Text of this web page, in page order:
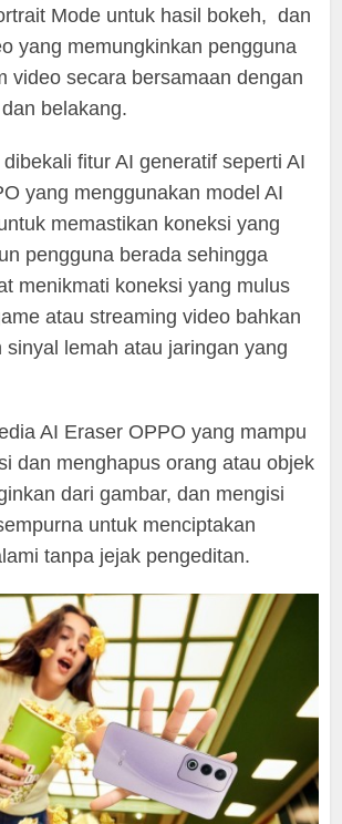
Mode untuk hasil bokeh, dan
yang memungkinkan pengguna
video secara bersamaan dengan
belakang.
fitur AI generatif seperti AI
yang menggunakan model AI
memastikan koneksi yang
pengguna berada sehingga
menikmati koneksi yang mulus
atau streaming video bahkan
sinyal lemah atau jaringan yang
AI Eraser OPPO yang mampu
dan menghapus orang atau objek
dari gambar, dan mengisi
untuk menciptakan
tanpa jejak pengeditan.